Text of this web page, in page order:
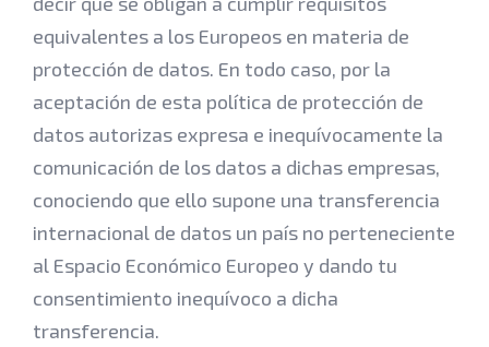
equivalentes a los Europeos en materia de
protección de datos. En todo caso, por la
aceptación de esta política de protección de
datos autorizas expresa e inequívocamente la
comunicación de los datos a dichas empresas,
conociendo que ello supone una transferencia
internacional de datos un país no perteneciente
al Espacio Económico Europeo y dando tu
consentimiento inequívoco a dicha
transferencia.